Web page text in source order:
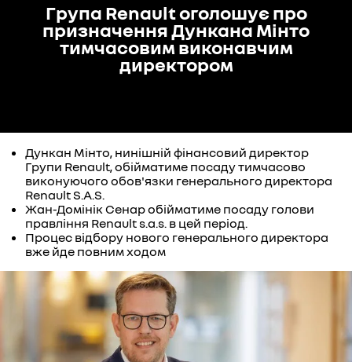
Група Renault оголошує про
призначення Дункана Мінто
тимчасовим виконавчим
директором
Дункан Мінто, нинішній фінансовий директор
Групи Renault, обійматиме посаду тимчасово
виконуючого обов'язки генерального директора
Renault S.A.S.
Жан-Домінік Сенар обійматиме посаду голови
правління Renault s.a.s. в цей період.
Процес відбору нового генерального директора
вже йде повним ходом